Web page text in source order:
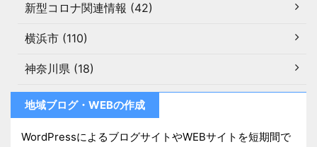
新型コロナ関連情報 (42)
横浜市 (110)
神奈川県 (18)
地域ブログ・WEBの作成
WordPressによるブログサイトやWEBサイトを短期間で